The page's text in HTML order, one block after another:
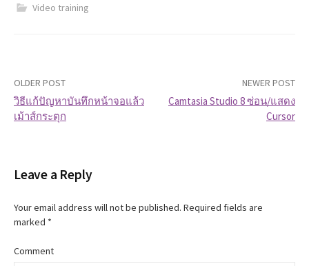
Video training
P
s
t
OLDER POST
วิธีแก้ปัญหาบันทึกหน้าจอแล้ว
เม้าส์กระตุก
NEWER POST
Camtasia Studio 8 ซ่อน/แสดง
Cursor
Leave a Reply
Your email address will not be published. Required fields are
marked *
Comment